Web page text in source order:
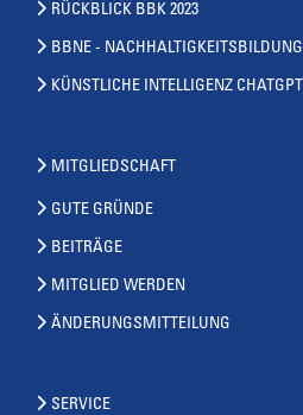
RÜCKBLICK BBK 2023
BBNE - NACHHALTIGKEITSBILDUNG
KÜNSTLICHE INTELLIGENZ CHATGPT
MITGLIEDSCHAFT
GUTE GRÜNDE
BEITRÄGE
MITGLIED WERDEN
ÄNDERUNGSMITTEILUNG
SERVICE